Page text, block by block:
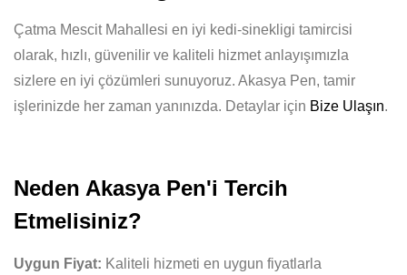
Çatma Mescit Mahallesi en iyi kedi-sinekligi tamircisi
olarak, hızlı, güvenilir ve kaliteli hizmet anlayışımızla
sizlere en iyi çözümleri sunuyoruz. Akasya Pen, tamir
işlerinizde her zaman yanınızda. Detaylar için Bize Ulaşın.
Neden Akasya Pen'i Tercih
Etmelisiniz?
Uygun Fiyat: Kaliteli hizmeti en uygun fiyatlarla